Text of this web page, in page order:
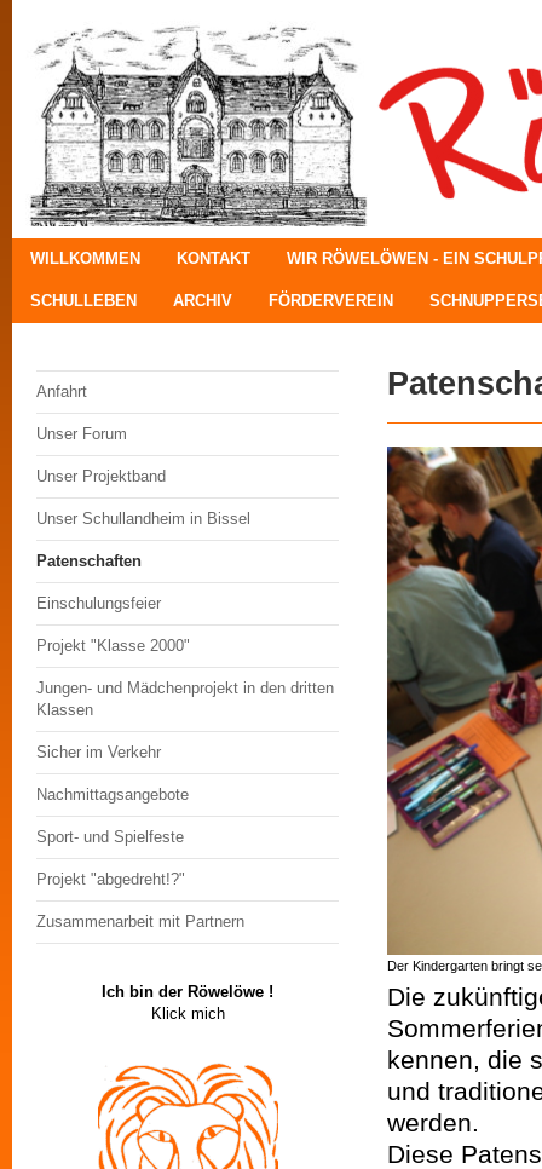
WILLKOMMEN KONTAKT WIR RÖWELÖWEN - EIN
SCHULLEBEN ARCHIV FÖRDERVEREIN
Anfahrt
Unser Forum
Unser Projektband
Unser Schullandheim in Bissel
Patenschaften
Einschulungsfeier
Projekt "Klasse 2000"
Jungen- und Mädchenprojekt in den dritten
Klassen
Sicher im Verkehr
Nachmittagsangebote
Sport- und Spielfeste
Projekt "abgedreht!?"
Zusammenarbeit mit Partnern
Ich bin der Röwelöwe !
Klick mich
Der Kindergarten bringt
Die
kennen, die
und
werden.
Diese